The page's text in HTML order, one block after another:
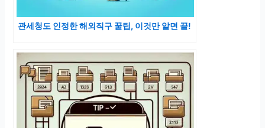
관세청도 인정한 해외직구 꿀팁, 이것만 알면 끝!